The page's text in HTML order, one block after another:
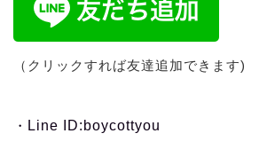
（クリックすれば友達追加できます)
・ Line ID:boycottyou